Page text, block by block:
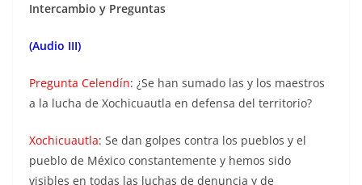
Intercambio y Preguntas
(Audio III)
Pregunta Celendín: ¿Se han sumado las y los maestros
a la lucha de Xochicuautla en defensa del territorio?
Xochicuautla: Se dan golpes contra los pueblos y el
pueblo de México constantemente y hemos sido
visibles en todas las luchas de denuncia y de